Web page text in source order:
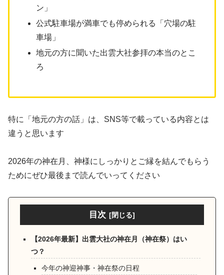
ン」
公式駐車場が満車でも停められる「穴場の駐
車場」
地元の方に聞いた出雲大社参拝の本当のとこ
ろ
特に「地元の方の話」は、SNS等で載っている内容とは
違うと思います
2026年の神在月、神様にしっかりとご縁を結んでもらう
ためにぜひ最後まで読んでいってください
目次
【2026年最新】出雲大社の神在月（神在祭）はい
つ？
今年の神迎神事・神在祭の日程